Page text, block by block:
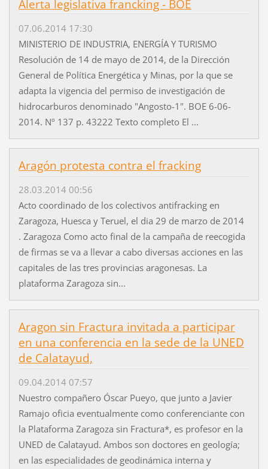
Alerta legislativa francking - BOE
07.06.2014 17:30
MINISTERIO DE INDUSTRIA, ENERGÍA Y TURISMO
Resolución de 14 de mayo de 2014, de la Dirección
General de Política Energética y Minas, por la que se
adapta la vigencia del permiso de investigación de
hidrocarburos denominado "Angosto-1". BOE 6-06-
2014. Nº 137 p. 43222 Texto completo El ...
Aragón protesta contra el fracking
28.03.2014 00:56
Acto coordinado de los colectivos antifracking en
Zaragoza, Huesca y Teruel, el dia 29 de marzo de 2014
. Zaragoza Como acto final de la campaña de reecogida
de firmas se va a llevar a cabo diversas acciones en las
capitales de las tres provincias aragonesas. La
plataforma Zaragoza sin...
Aragon sin Fractura invitada a participar
en una conferencia en la sede de la UNED
de Calatayud,
09.04.2014 07:57
Nuestro compañero Óscar Pueyo, que junto a Javier
Ramajo oficia eventualmente como conferenciante con
la Plataforma Zaragoza sin Fractura*, es profesor en la
UNED de Calatayud. Ambos son doctores en geología;
en las especialidades de geodinámica interna y